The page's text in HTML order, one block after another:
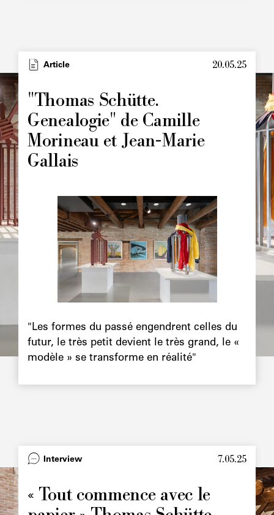
TypeArticle 20.05.25
"Thomas Schütte.
Genealogie" de Camille
Morineau et Jean-Marie
Gallais
principale
Image
principale
"Les formes du passé engendrent celles du
futur, le très petit devient le très grand, le «
modèle » se transforme en réalité"
TypeInterview 7.05.25
« Tout commence avec le
Image
principale